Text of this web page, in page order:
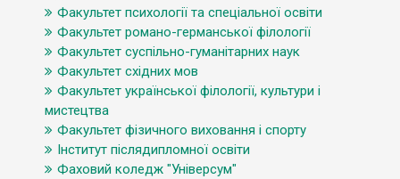
Факультет психології та спеціальної освіти
Факультет романо-германської філології
Факультет суспільно-гуманітарних наук
Факультет східних мов
Факультет української філології, культури і
мистецтва
Факультет фізичного виховання і спорту
Інститут післядипломної освіти
Фаховий коледж "Універсум"